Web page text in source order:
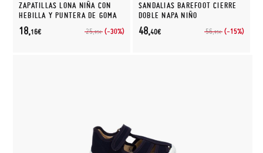
ZAPATILLAS LONA NIÑA CON
HEBILLA Y PUNTERA DE GOMA
25,95€ (-30%)
18,16€
SANDALIAS BAREFOOT CIERRE
DOBLE NAPA NIÑO
56,95€ (-15%)
48,40€